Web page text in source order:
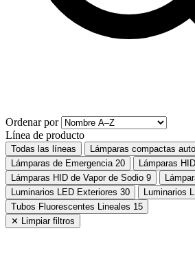
Ordenar por
Línea de producto
Todas las líneas Lámparas compactas
Lámparas de Emergencia 20 Lámparas
Lámparas HID de Vapor de Sodio 9
Luminarios LED Exteriores 30 Luminarios
Tubos Fluorescentes Lineales 15
✕ Limpiar filtros